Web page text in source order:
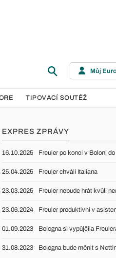
Můj
TIPOVACÍ SOUTĚŽ
EXPRES ZPRÁVY
16.10.2025 Freuler po konci v Boloni
25.04.2025 Freuler chválí Italiana
23.03.2025 Freuler nebude hrát kvůli
23.06.2024 Freuler produktivní v
01.09.2023 Bologna si vypůjčila
31.08.2023 Bologna bude měnit s